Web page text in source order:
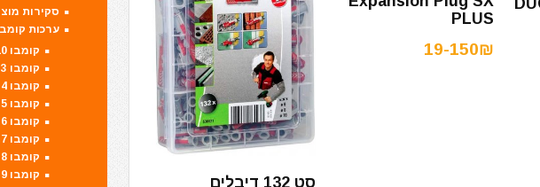
PLUS
19-150₪
סט 132 דיבלים
סקירות
ערכות קומבו 3 כלים
קומבו 10 כלים
קומבו 3 כלים
קומבו 4 כלים
קומבו 5 כלים
קומבו 6 כלים
קומבו 7 כלים
קומבו 8 כלים
קומבו 9 כלים